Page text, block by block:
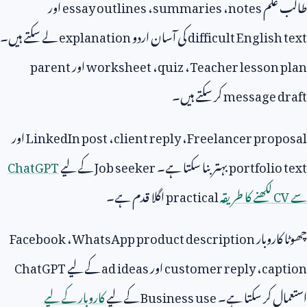
difficult English textکی آسان اردوexplanationلے سکتے ہیں۔
Teacher lesson plan،quiz،worksheetاورparent
message draftکر سکتے ہیں۔
Freelancer proposal،client reply،LinkedIn postاور
portfolio textبہتر بنا سکتا ہے۔Job seekerکے لیےChatGPT
سےCVلکھنے کا طریقہpracticalاگلا قدم ہے۔
چھوٹا کاروبارWhatsApp product description،Facebook
caption،customer replyاورad ideasکے لیےChatGPT
استعمال کر سکتا ہے۔Business useکے لیےکاروبار کے لیے